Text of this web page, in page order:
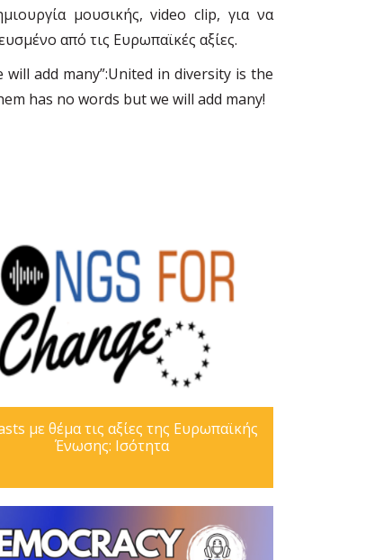
μουσικής, video clip, για να
από τις Ευρωπαϊκές αξίες.
will add many”:United in diversity is the
has no words but we will add many!
με θέμα τις αξίες της Ευρωπαϊκής
Ένωσης: Ισότητα